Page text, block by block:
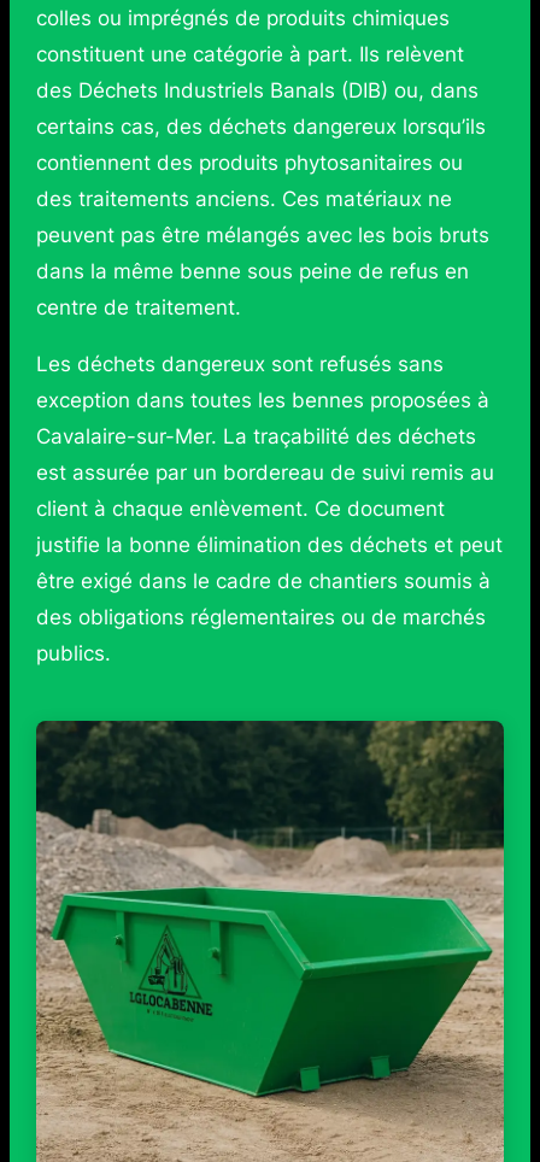
colles ou imprégnés de produits chimiques
constituent une catégorie à part. Ils relèvent
des Déchets Industriels Banals (DIB) ou, dans
certains cas, des déchets dangereux lorsqu’ils
contiennent des produits phytosanitaires ou
des traitements anciens. Ces matériaux ne
peuvent pas être mélangés avec les bois bruts
dans la même benne sous peine de refus en
centre de traitement.
Les déchets dangereux sont refusés sans
exception dans toutes les bennes proposées à
Cavalaire-sur-Mer. La traçabilité des déchets
est assurée par un bordereau de suivi remis au
client à chaque enlèvement. Ce document
justifie la bonne élimination des déchets et peut
être exigé dans le cadre de chantiers soumis à
des obligations réglementaires ou de marchés
publics.